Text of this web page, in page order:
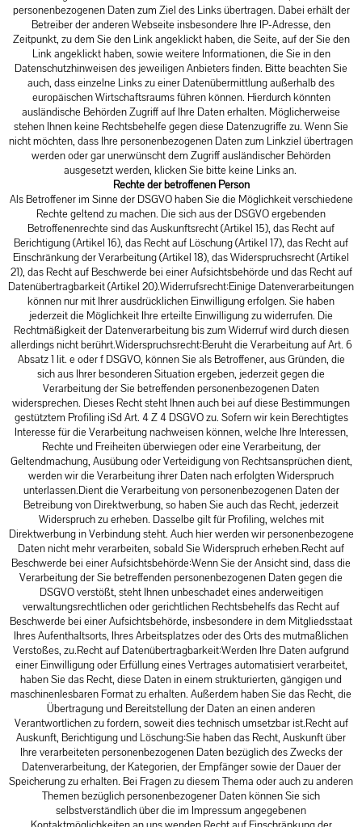
personenbezogenen Daten zum Ziel des Links übertragen. Dabei erhält der
Betreiber der anderen Webseite insbesondere Ihre IP-Adresse, den
Zeitpunkt, zu dem Sie den Link angeklickt haben, die Seite, auf der Sie den
Link angeklickt haben, sowie weitere Informationen, die Sie in den
Datenschutzhinweisen des jeweiligen Anbieters finden. Bitte beachten Sie
auch, dass einzelne Links zu einer Datenübermittlung außerhalb des
europäischen Wirtschaftsraums führen können. Hierdurch könnten
ausländische Behörden Zugriff auf Ihre Daten erhalten. Möglicherweise
stehen Ihnen keine Rechtsbehelfe gegen diese Datenzugriffe zu. Wenn Sie
nicht möchten, dass Ihre personenbezogenen Daten zum Linkziel übertragen
werden oder gar unerwünscht dem Zugriff ausländischer Behörden
ausgesetzt werden, klicken Sie bitte keine Links an.
Rechte der betroffenen Person
Als Betroffener im Sinne der DSGVO haben Sie die Möglichkeit verschiedene
Rechte geltend zu machen. Die sich aus der DSGVO ergebenden
Betroffenenrechte sind das Auskunftsrecht (Artikel 15), das Recht auf
Berichtigung (Artikel 16), das Recht auf Löschung (Artikel 17), das Recht auf
Einschränkung der Verarbeitung (Artikel 18), das Widerspruchsrecht (Artikel
21), das Recht auf Beschwerde bei einer Aufsichtsbehörde und das Recht auf
Datenübertragbarkeit (Artikel 20).Widerrufsrecht:Einige Datenverarbeitungen
können nur mit Ihrer ausdrücklichen Einwilligung erfolgen. Sie haben
jederzeit die Möglichkeit Ihre erteilte Einwilligung zu widerrufen. Die
Rechtmäßigkeit der Datenverarbeitung bis zum Widerruf wird durch diesen
allerdings nicht berührt.Widerspruchsrecht:Beruht die Verarbeitung auf Art. 6
Absatz 1 lit. e oder f DSGVO, können Sie als Betroffener, aus Gründen, die
sich aus Ihrer besonderen Situation ergeben, jederzeit gegen die
Verarbeitung der Sie betreffenden personenbezogenen Daten
widersprechen. Dieses Recht steht Ihnen auch bei auf diese Bestimmungen
gestütztem Profiling iSd Art. 4 Z 4 DSGVO zu. Sofern wir kein Berechtigtes
Interesse für die Verarbeitung nachweisen können, welche Ihre Interessen,
Rechte und Freiheiten überwiegen oder eine Verarbeitung, der
Geltendmachung, Ausübung oder Verteidigung von Rechtsansprüchen dient,
werden wir die Verarbeitung ihrer Daten nach erfolgten Widerspruch
unterlassen.Dient die Verarbeitung von personenbezogenen Daten der
Betreibung von Direktwerbung, so haben Sie auch das Recht, jederzeit
Widerspruch zu erheben. Dasselbe gilt für Profiling, welches mit
Direktwerbung in Verbindung steht. Auch hier werden wir personenbezogene
Daten nicht mehr verarbeiten, sobald Sie Widerspruch erheben.Recht auf
Beschwerde bei einer Aufsichtsbehörde:Wenn Sie der Ansicht sind, dass die
Verarbeitung der Sie betreffenden personenbezogenen Daten gegen die
DSGVO verstößt, steht Ihnen unbeschadet eines anderweitigen
verwaltungsrechtlichen oder gerichtlichen Rechtsbehelfs das Recht auf
Beschwerde bei einer Aufsichtsbehörde, insbesondere in dem Mitgliedsstaat
Ihres Aufenthaltsorts, Ihres Arbeitsplatzes oder des Orts des mutmaßlichen
Verstoßes, zu.Recht auf Datenübertragbarkeit:Werden Ihre Daten aufgrund
einer Einwilligung oder Erfüllung eines Vertrages automatisiert verarbeitet,
haben Sie das Recht, diese Daten in einem strukturierten, gängigen und
maschinenlesbaren Format zu erhalten. Außerdem haben Sie das Recht, die
Übertragung und Bereitstellung der Daten an einen anderen
Verantwortlichen zu fordern, soweit dies technisch umsetzbar ist.Recht auf
Auskunft, Berichtigung und Löschung:Sie haben das Recht, Auskunft über
Ihre verarbeiteten personenbezogenen Daten bezüglich des Zwecks der
Datenverarbeitung, der Kategorien, der Empfänger sowie der Dauer der
Speicherung zu erhalten. Bei Fragen zu diesem Thema oder auch zu anderen
Themen bezüglich personenbezogener Daten können Sie sich
selbstverständlich über die im Impressum angegebenen